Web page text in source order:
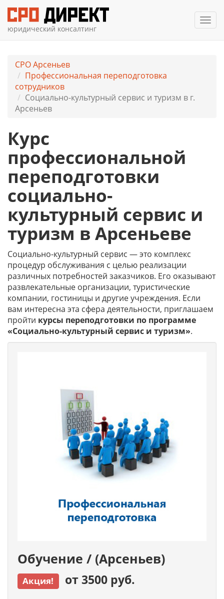
юридический консалтинг
СРО Арсеньев
Профессиональная переподготовка
сотрудников
Социально-культурный сервис и туризм в г.
Арсеньев
Курс
профессиональной
переподготовки
социально-
культурный сервис и
туризм в Арсеньеве
Социально-культурный сервис — это комплекс
процедур обслуживания с целью реализации
различных потребностей заказчиков. Его оказывают
развлекательные организации, туристические
компании, гостиницы и другие учреждения. Если
вам интересна эта сфера деятельности, приглашаем
пройти курсы переподготовки по программе
«Социально-культурный сервис и туризм».
Обучение / (Арсеньев)
Акция! от 3500 руб.